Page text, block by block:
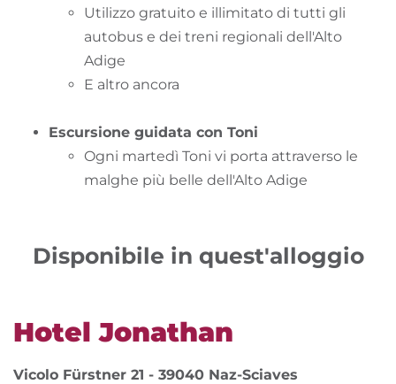
Utilizzo gratuito e illimitato di tutti gli
autobus e dei treni regionali dell'Alto
Adige
E altro ancora
Escursione guidata con Toni
Ogni martedì Toni vi porta attraverso le
malghe più belle dell'Alto Adige
Disponibile in quest'alloggio
Hotel Jonathan
Vicolo Fürstner 21 - 39040 Naz-Sciaves